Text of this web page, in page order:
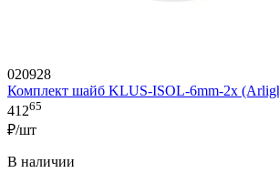
020928
Комплект шайб KLUS-ISOL-6mm-2x
41265
₽/шт
В наличии